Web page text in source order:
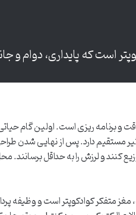
است که پایداری، دوام و
برنامه ریزی است. اولین گام
مستقیم دارد. پس از نهایی شدن
و لرزش را به حداقل برسانند.
مغز متفکر کوادکوپتر است و وظیفه